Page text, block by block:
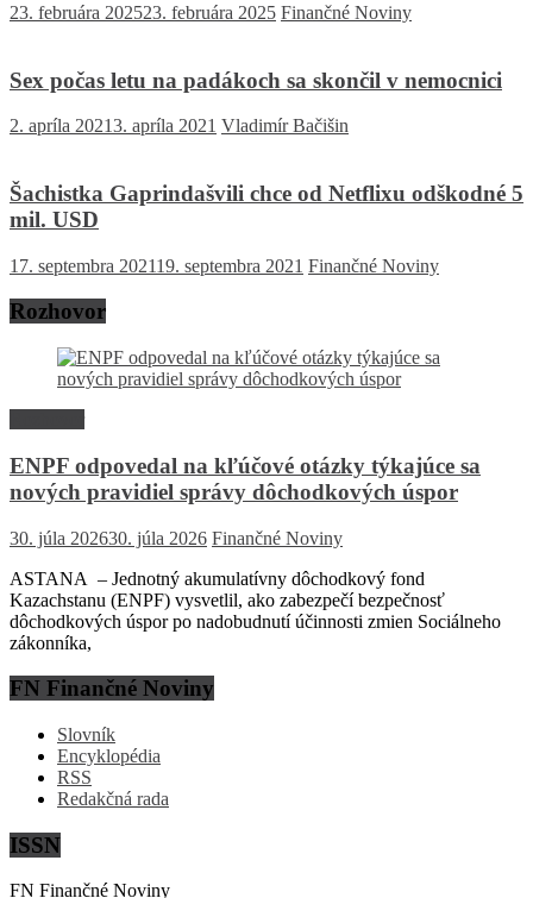
23. februára 202523. februára 2025 Finančné Noviny
Sex počas letu na padákoch sa skončil v nemocnici
2. apríla 20213. apríla 2021 Vladimír Bačišin
Šachistka Gaprindašvili chce od Netflixu odškodné 5
mil. USD
17. septembra 202119. septembra 2021 Finančné Noviny
Rozhovor
ENPF odpovedal na kľúčové otázky týkajúce sa
nových pravidiel správy dôchodkových úspor
30. júla 202630. júla 2026 Finančné Noviny
ASTANA – Jednotný akumulatívny dôchodkový fond
Kazachstanu (ENPF) vysvetlil, ako zabezpečí bezpečnosť
dôchodkových úspor po nadobudnutí účinnosti zmien Sociálneho
zákonníka,
FN Finančné Noviny
Slovník
Encyklopédia
RSS
Redakčná rada
ISSN
FN Finančné Noviny